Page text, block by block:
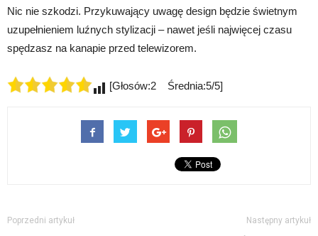
Nic nie szkodzi. Przykuwający uwagę design będzie świetnym
uzupełnieniem luźnych stylizacji – nawet jeśli najwięcej czasu
spędzasz na kanapie przed telewizorem.
[Głosów:2 Średnia:5/5]
Poprzedni artykuł Następny artykuł